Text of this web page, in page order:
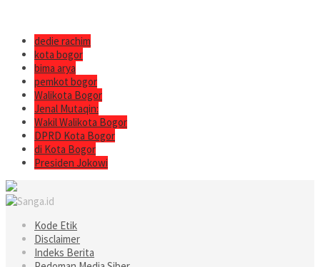
dedie rachim
kota bogor
bima arya
pemkot bogor
Walikota Bogor
Jenal Mutaqin:
Wakil Walikota Bogor
DPRD Kota Bogor
di Kota Bogor
Presiden Jokowi
Kode Etik
Disclaimer
Indeks Berita